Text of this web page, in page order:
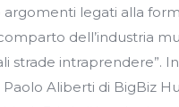
legati alla
dell’industria
strade intraprendere”.
Aliberti di BigBiz